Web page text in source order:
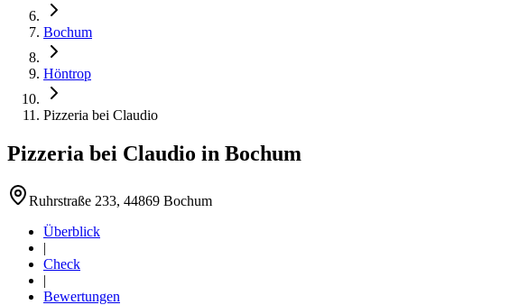
Bochum
Höntrop
Pizzeria bei Claudio
Pizzeria bei Claudio in Bochum
Ruhrstraße 233, 44869 Bochum
Überblick
|
Check
|
Bewertungen